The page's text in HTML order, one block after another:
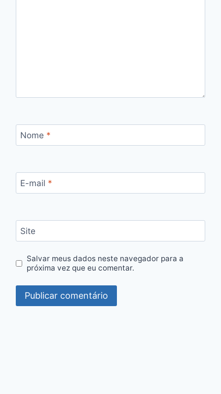
Nome *
E-mail *
Site
Salvar meus dados neste navegador para a
próxima vez que eu comentar.